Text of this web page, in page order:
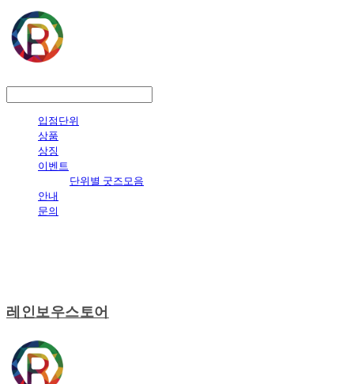
입점단위
상품
상징
이벤트
단위별 굿즈모음
안내
문의
레인보우스토어